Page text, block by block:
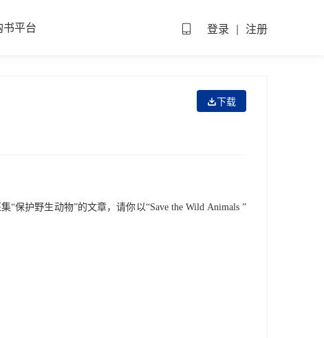
书平台 登录 | 注册
下载
“保护野生动物”的文章，请你以“SavetheWildAnimals ”